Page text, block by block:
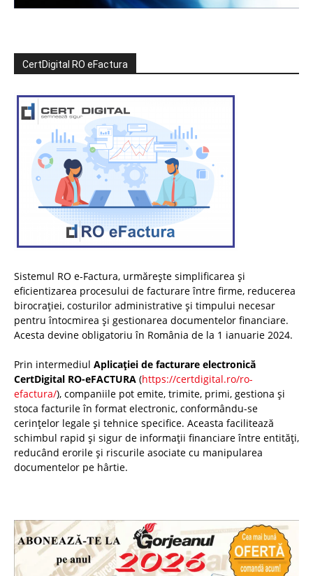
CertDigital RO eFactura
Sistemul RO e-Factura, urmărește simplificarea și
eficientizarea procesului de facturare între firme, reducerea
birocrației, costurilor administrative și timpului necesar
pentru întocmirea și gestionarea documentelor financiare.
Acesta devine obligatoriu în România de la 1 ianuarie 2024.
Prin intermediul Aplicației de facturare electronică
CertDigital RO-eFACTURA (https://certdigital.ro/ro-
efactura/), companiile pot emite, trimite, primi, gestiona și
stoca facturile în format electronic, conformându-se
cerințelor legale și tehnice specifice. Aceasta facilitează
schimbul rapid și sigur de informații financiare între entități,
reducând erorile și riscurile asociate cu manipularea
documentelor pe hârtie.